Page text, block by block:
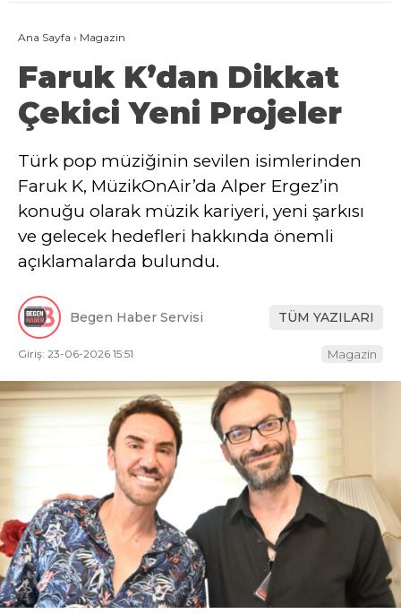
Ana Sayfa › Magazin
Faruk K’dan Dikkat
Çekici Yeni Projeler
Türk pop müziğinin sevilen isimlerinden
Faruk K, MüzikOnAir’da Alper Ergez’in
konuğu olarak müzik kariyeri, yeni şarkısı
ve gelecek hedefleri hakkında önemli
açıklamalarda bulundu.
Begen Haber Servisi TÜM YAZILARI
Giriş: 23-06-2026 15:51 Magazin